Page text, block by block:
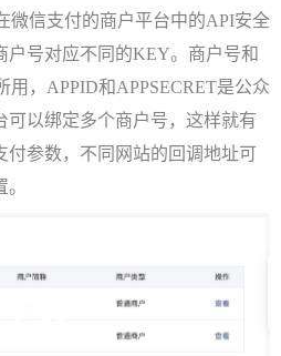
微信支付的商户平台中的API安全
户号对应不同的KEY。商户号和
，APPID和APPSECRET是公众
可以绑定多个商户号，这样就有
付参数，不同网站的回调地址可